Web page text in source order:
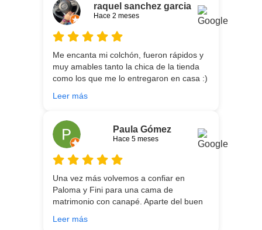
raquel sanchez garcia
Hace 2 meses
Me encanta mi colchón, fueron rápidos y
muy amables tanto la chica de la tienda
como los que me lo entregaron en casa :)
meses después:) son todos un encanto y
canapé, una entrega rapidísima y fácil
comunicación con los repartidores que lo
traen y montan :) encantada
Leer más
Paula Gómez
Hace 5 meses
Una vez más volvemos a confiar en
Paloma y Fini para una cama de
matrimonio con canapé. Aparte del buen
personalizando totalmente las
Leer más